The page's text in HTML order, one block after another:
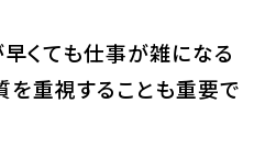
早くても仕事が雑になる
を重視することも重要で